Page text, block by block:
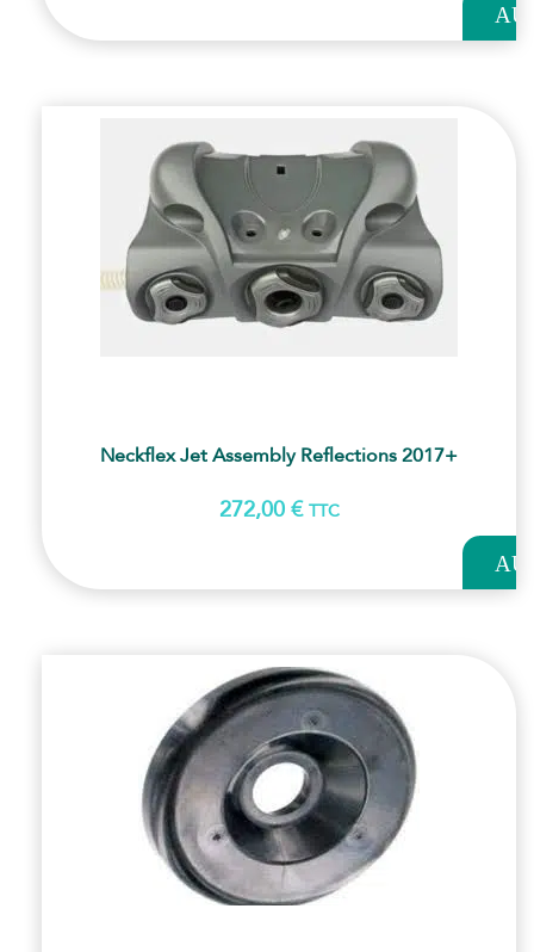
AU
Neckflex Jet Assembly Reflections 2017+
272,00 € TTC
AU